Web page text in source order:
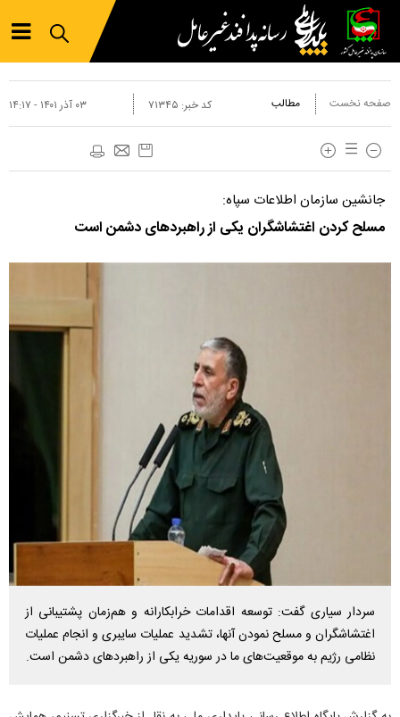
صفحه نخست مطالب ۰۳ آذر ۱۴۰۱ - ۱۴:۱۷ کد خبر: ۷۱۳۴۵
جانشین سازمان اطلاعات سپاه:
مسلح کردن اغتشاشگران یکی از راهبرد‌های دشمن است
سردار سیاری گفت: توسعه اقدامات خرابکارانه و هم‌زمان پشتیبانی از
اغتشاشگران و مسلح نمودن آنها، تشدید عملیات سایبری و انجام عملیات
نظامی رژیم به موقعیت‌های ما در سوریه یکی از راهبرد‌های دشمن است.